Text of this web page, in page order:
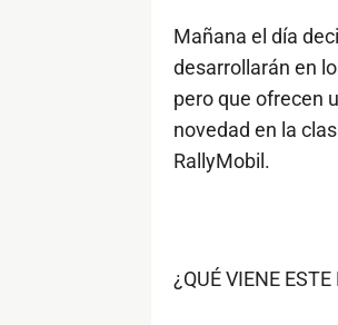
Mañana el día
desarrollarán en
pero que ofrecen
novedad en la
RallyMobil.
¿QUÉ VIENE